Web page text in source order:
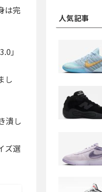
は完
」
し
潰し
ズ選
人気記事